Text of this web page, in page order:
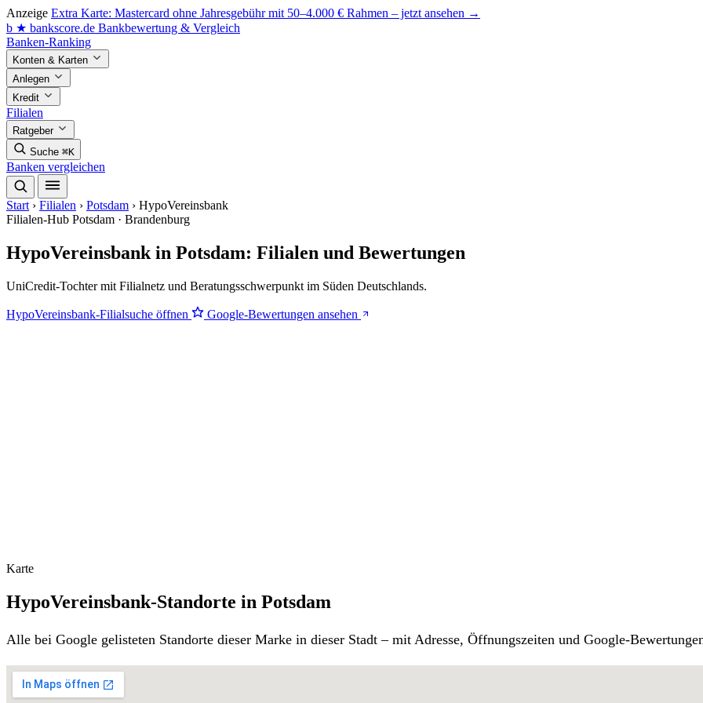
Anzeige Extra Karte: Mastercard ohne Jahresgebühr mit 50–4.000 € Rahmen – jetzt ansehen →
b ★ bankscore.de Bankbewertung & Vergleich
Banken-Ranking
Konten & Karten
Anlegen
Kredit
Filialen
Ratgeber
Suche ⌘K
Banken vergleichen
Start › Filialen › Potsdam › HypoVereinsbank
Filialen-Hub Potsdam · Brandenburg
HypoVereinsbank in Potsdam: Filialen und Bewertungen
UniCredit-Tochter mit Filialnetz und Beratungsschwerpunkt im Süden Deutschlands.
HypoVereinsbank-Filialsuche öffnen Google-Bewertungen ansehen
Karte
HypoVereinsbank-Standorte in Potsdam
Alle bei Google gelisteten Standorte dieser Marke in dieser Stadt – mit Adresse, Öffnungszeiten und Google-